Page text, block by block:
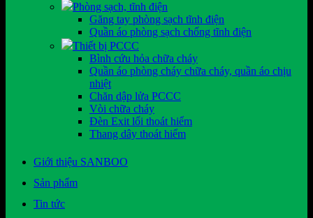
Phòng sạch, tĩnh điện
Găng tay phòng sạch tĩnh điện
Quần áo phòng sạch chống tĩnh điện
Thiết bị PCCC
Bình cứu hỏa chữa cháy
Quần áo phòng cháy chữa cháy, quần áo chịu
nhiệt
Chăn dập lửa PCCC
Vòi chữa cháy
Đèn Exit lối thoát hiểm
Thang dây thoát hiểm
Giới thiệu SANBOO
Sản phẩm
Tin tức